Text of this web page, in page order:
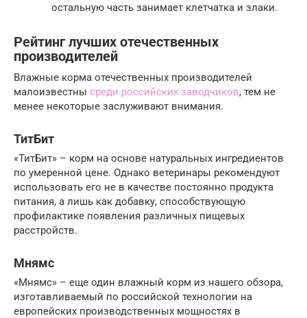
остальную часть занимает клетчатка и злаки.
Рейтинг лучших отечественных
производителей
Влажные корма отечественных производителей
малоизвестны среди российских заводчиков, тем не
менее некоторые заслуживают внимания.
ТитБит
«ТитБит» – корм на основе натуральных ингредиентов
по умеренной цене. Однако ветеринары рекомендуют
использовать его не в качестве постоянно продукта
питания, а лишь как добавку, способствующую
профилактике появления различных пищевых
расстройств.
Мнямс
«Мнямс» – еще один влажный корм из нашего обзора,
изготавливаемый по российской технологии на
европейских производственных мощностях в